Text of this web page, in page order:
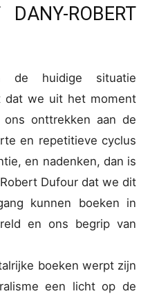
DANY-ROBERT
de huidige situatie
dat we uit het moment
onttrekken aan de
en repetitieve cyclus
en nadenken, dan is
Dufour dat we dit
kunnen boeken in
en ons begrip van
boeken werpt zijn
een licht op de